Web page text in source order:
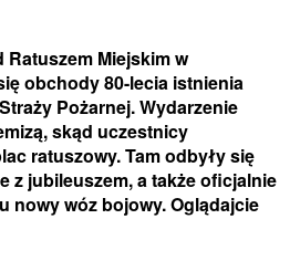
Ratuszem Miejskim w
obchody 80-lecia istnienia
Pożarnej. Wydarzenie
skąd uczestnicy
ratuszowy. Tam odbyły się
z jubileuszem, a także oficjalnie
nowy wóz bojowy. Oglądajcie